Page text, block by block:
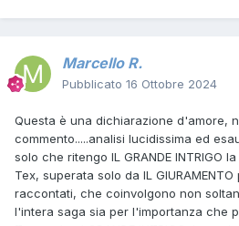
Marcello R.
Pubblicato 16 Ottobre 2024
Questa è una dichiarazione d'amore,
commento.....analisi lucidissima ed
solo che ritengo IL GRANDE INTRIGO
Tex, superata solo da IL
raccontati, che coinvolgono non
l'intera saga sia per l'importanza che